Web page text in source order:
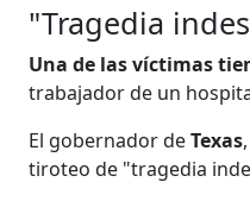
"Tragedia
Una de las víctimas
trabajador de un
El gobernador deTexas
tiroteo de "tragedia